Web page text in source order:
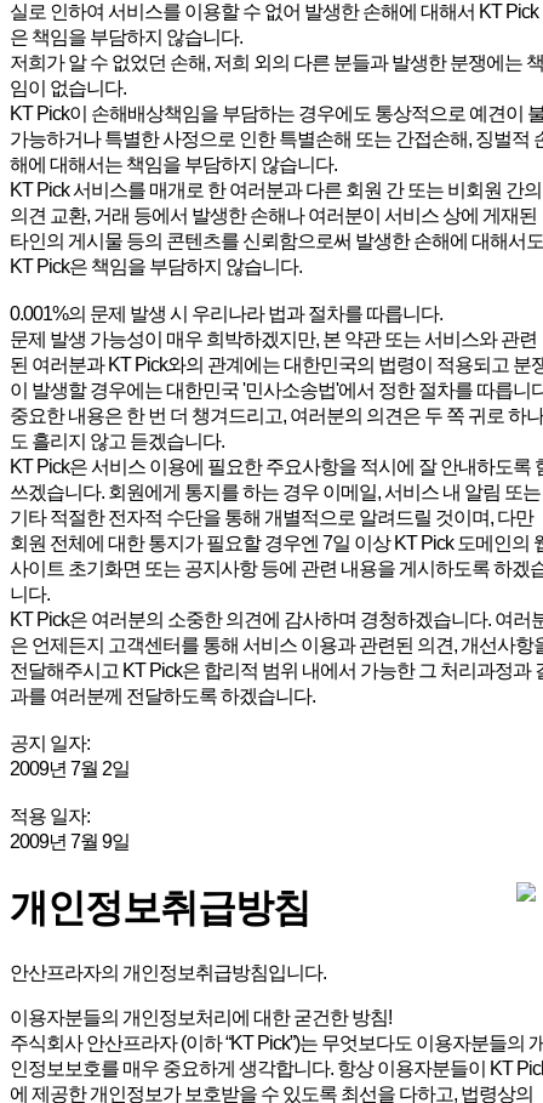
실로 인하여 서비스를 이용할 수 없어 발생한 손해에 대해서 KT Pick
은 책임을 부담하지 않습니다.
저희가 알 수 없었던 손해, 저희 외의 다른 분들과 발생한 분쟁에는 책
임이 없습니다.
KT Pick이 손해배상책임을 부담하는 경우에도 통상적으로 예견이
가능하거나 특별한 사정으로 인한 특별손해 또는 간접손해, 징벌적
해에 대해서는 책임을 부담하지 않습니다.
KT Pick 서비스를 매개로 한 여러분과 다른 회원 간 또는 비회원 간의
의견 교환, 거래 등에서 발생한 손해나 여러분이 서비스 상에 게재된
타인의 게시물 등의 콘텐츠를 신뢰함으로써 발생한 손해에 대해서도
KT Pick은 책임을 부담하지 않습니다.
0.001%의 문제 발생 시 우리나라 법과 절차를 따릅니다.
문제 발생 가능성이 매우 희박하겠지만, 본 약관 또는 서비스와 관련
된 여러분과 KT Pick와의 관계에는 대한민국의 법령이 적용되고 분
이 발생할 경우에는 대한민국 '민사소송법'에서 정한 절차를 따릅니
중요한 내용은 한 번 더 챙겨드리고, 여러분의 의견은 두 쪽 귀로 하나
도 흘리지 않고 듣겠습니다.
KT Pick은 서비스 이용에 필요한 주요사항을 적시에 잘 안내하도록
쓰겠습니다. 회원에게 통지를 하는 경우 이메일, 서비스 내 알림 또는
기타 적절한 전자적 수단을 통해 개별적으로 알려드릴 것이며, 다만
회원 전체에 대한 통지가 필요할 경우엔 7일 이상 KT Pick 도메인의
사이트 초기화면 또는 공지사항 등에 관련 내용을 게시하도록 하겠
니다.
KT Pick은 여러분의 소중한 의견에 감사하며 경청하겠습니다. 여러
은 언제든지 고객센터를 통해 서비스 이용과 관련된 의견, 개선사항
전달해주시고 KT Pick은 합리적 범위 내에서 가능한 그 처리과정과
과를 여러분께 전달하도록 하겠습니다.
공지 일자:
2009년 7월 2일
적용 일자:
2009년 7월 9일
개인정보취급방침
안산프라자의 개인정보취급방침입니다.
이용자분들의 개인정보처리에 대한 굳건한 방침!
주식회사 안산프라자 (이하 “KT Pick”)는 무엇보다도 이용자분들의
인정보보호를 매우 중요하게 생각합니다. 항상 이용자분들이 KT
에 제공한 개인정보가 보호받을 수 있도록 최선을 다하고, 법령상의